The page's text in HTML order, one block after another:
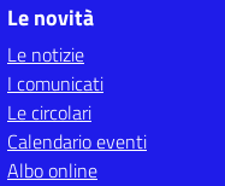
Le novità
Le notizie
I comunicati
Le circolari
Calendario eventi
Albo online